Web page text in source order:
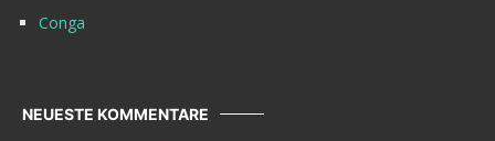
Conga
NEUESTE KOMMENTARE